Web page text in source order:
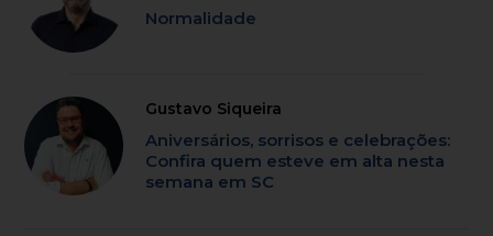
Normalidade
Gustavo Siqueira
Aniversários, sorrisos e celebrações:
Confira quem esteve em alta nesta
semana em SC